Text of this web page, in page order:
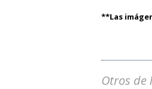
**Las
Otros de